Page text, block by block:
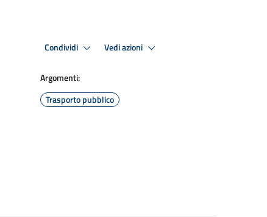
Condividi Vedi azioni
Argomenti:
Trasporto pubblico